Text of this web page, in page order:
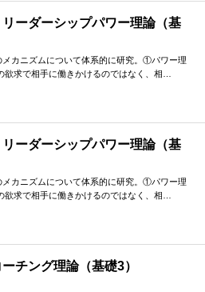
リーダーシップパワー理論（基
メカニズムについて体系的に研究。①パワー理
求で相手に働きかけるのではなく、相…
リーダーシップパワー理論（基
メカニズムについて体系的に研究。①パワー理
求で相手に働きかけるのではなく、相…
チング理論（基礎3）